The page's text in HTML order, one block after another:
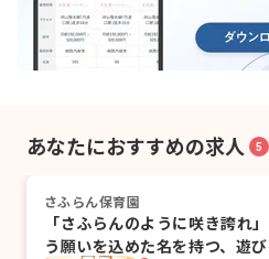
あなたにおすすめの求人 5
さふらん保育園
「さふらんのように咲き誇れ
う願いを込めた名を持つ、遊び